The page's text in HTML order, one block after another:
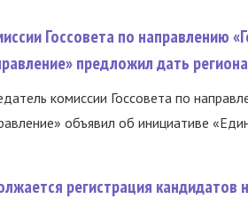
Госсовета по направлению
предложил дать
комиссии Госсовета по
объявил об инициативе
регистрация кандидатов